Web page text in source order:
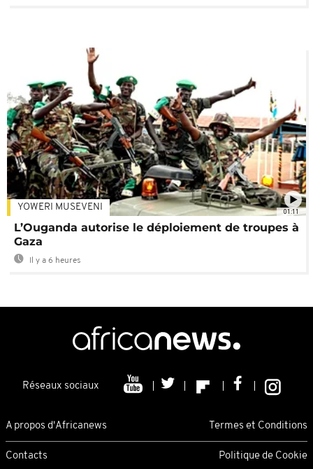
01:11
YOWERI MUSEVENI
L’Ouganda autorise le déploiement de troupes à
Gaza
Il y a 6 heures
Réseaux sociaux
A propos d'Africanews Termes et Conditions
Contacts Politique de Cookie